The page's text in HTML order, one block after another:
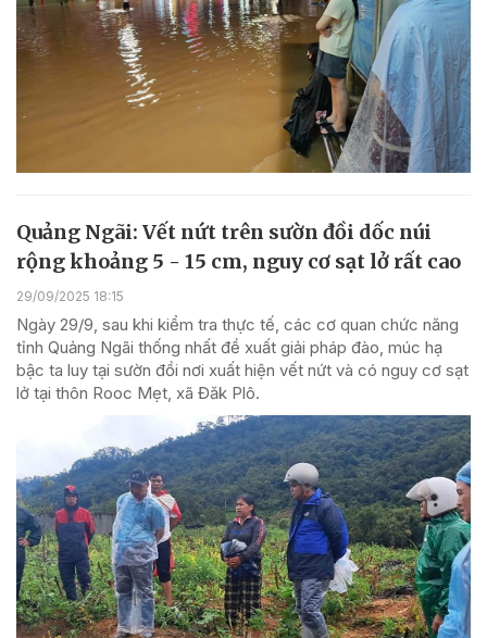
Quảng Ngãi: Vết nứt trên sườn đồi dốc núi
rộng khoảng 5 - 15 cm, nguy cơ sạt lở rất cao
29/09/2025 18:15
Ngày 29/9, sau khi kiểm tra thực tế, các cơ quan chức năng
tỉnh Quảng Ngãi thống nhất đề xuất giải pháp đào, múc hạ
bậc ta luy tại sườn đồi nơi xuất hiện vết nứt và có nguy cơ sạt
lở tại thôn Rooc Mẹt, xã Đăk Plô.